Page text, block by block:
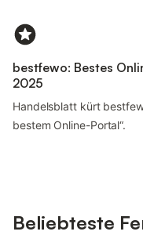
bestfewo: Bestes
2025
Handelsblatt kürt
bestem Online-Portal“.
Beliebteste